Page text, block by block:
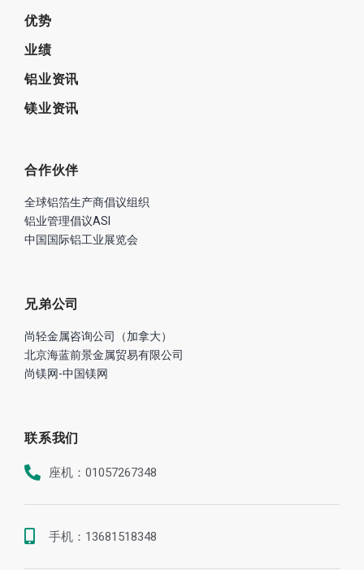
优势
业绩
铝业资讯
镁业资讯
合作伙伴
全球铝箔生产商倡议组织
铝业管理倡议ASI
中国国际铝工业展览会
兄弟公司
尚轻金属咨询公司（加拿大）
北京海蓝前景金属贸易有限公司
尚镁网-中国镁网
联系我们
座机：01057267348
手机：13681518348